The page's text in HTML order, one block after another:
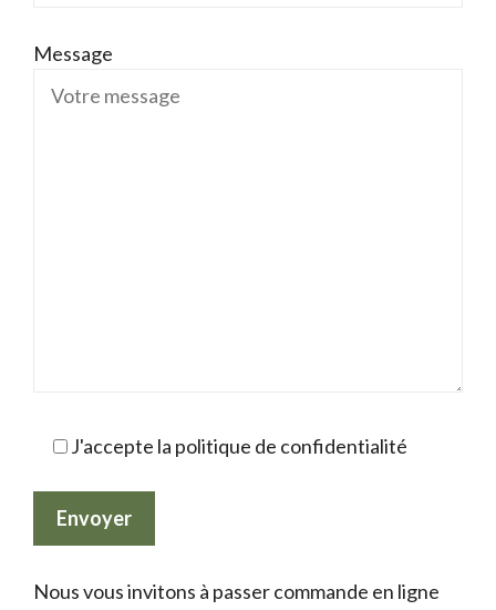
Message
J'accepte la politique de confidentialité
Nous vous invitons à passer commande en ligne